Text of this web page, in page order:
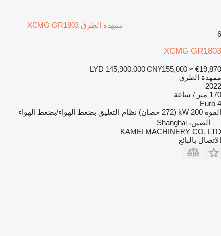
ممهدة الطرق XCMG GR1803
6
XCMG GR1803
LYD 145,900.000 CN¥155,000 ≈ €19,870
ممهدة الطرق
2022
170 متر / ساعة
Euro 4
القوة 200 kW (272 حصان) نظام التعليق بضغط الهواء/بضغط الهواء
الصين، Shanghai
KAMEI MACHINERY CO. LTD
الاتصال بالبائع